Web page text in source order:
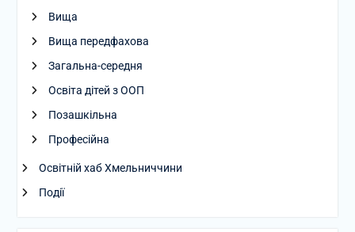
Вища
Вища передфахова
Загальна-середня
Освіта дітей з ООП
Позашкільна
Професійна
Освітній хаб Хмельниччини
Події